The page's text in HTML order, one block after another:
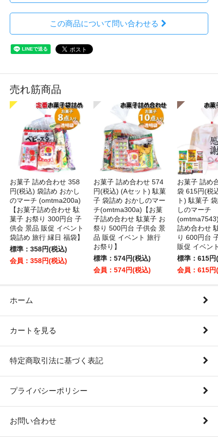
この商品について問い合わせる
売れ筋商品
お菓子 詰め合わせ 358
円(税込) 袋詰め おかし
のマーチ (omtma200a)
【お菓子詰め合わせ 駄
菓子 お祭り 300円台 子
供会 景品 販促 イベント
袋詰め 旅行 縁日 福袋】
標準：358円(税込)
会員：358円(税込)
お菓子 詰め合わせ 574
円(税込) (Aセット) 駄菓
子 袋詰め おかしのマー
チ(omtma300a)【お菓
子詰め合わせ 駄菓子 お
祭り 500円台 子供会 景
品 販促 イベント 旅行
お祭り】
標準：574円(税込)
会員：574円(税込)
お菓子 詰め
袋 615円(税
ト) 駄菓子
しのマーチ
詰め合わせ
り 600円台
販促 イベン
標準：615円
会員：615円
ホーム
カートを見る
特定商取引法に基づく表記
プライバシーポリシー
お問い合わせ